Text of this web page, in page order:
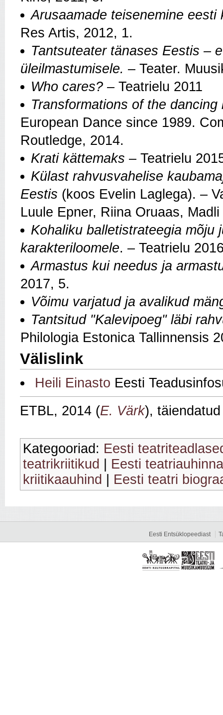
Arusaamade teisenemine
Res Artis, 2012, 1.
Tantsuteater tänases Eestis –
üleilmastumisele. – Teater.
Who cares? – Teatrielu 2011
Transformations of the
European Dance since 1989.
Routledge, 2014.
Krati kättemaks – Teatrielu
Külast rahvusvahelise
Eestis (koos Evelin Laglega). –
Luule Epner, Riina Oruaas,
Kohaliku balletistrateegia mõju
karakteriloomele. – Teatrielu
Armastus kui needus ja
2017, 5.
Võimu varjatud ja avalikud
Tantsitud "Kalevipoeg" läbi
Philologia Estonica Tallinnensis
Välislink
Heili Einasto Eesti
ETBL, 2014 (E. Värk),
Kategooriad: Eesti
teatrikriitikud
Eesti
kriitikaauhind
Eesti teatri
Eesti Entsüklopeediast